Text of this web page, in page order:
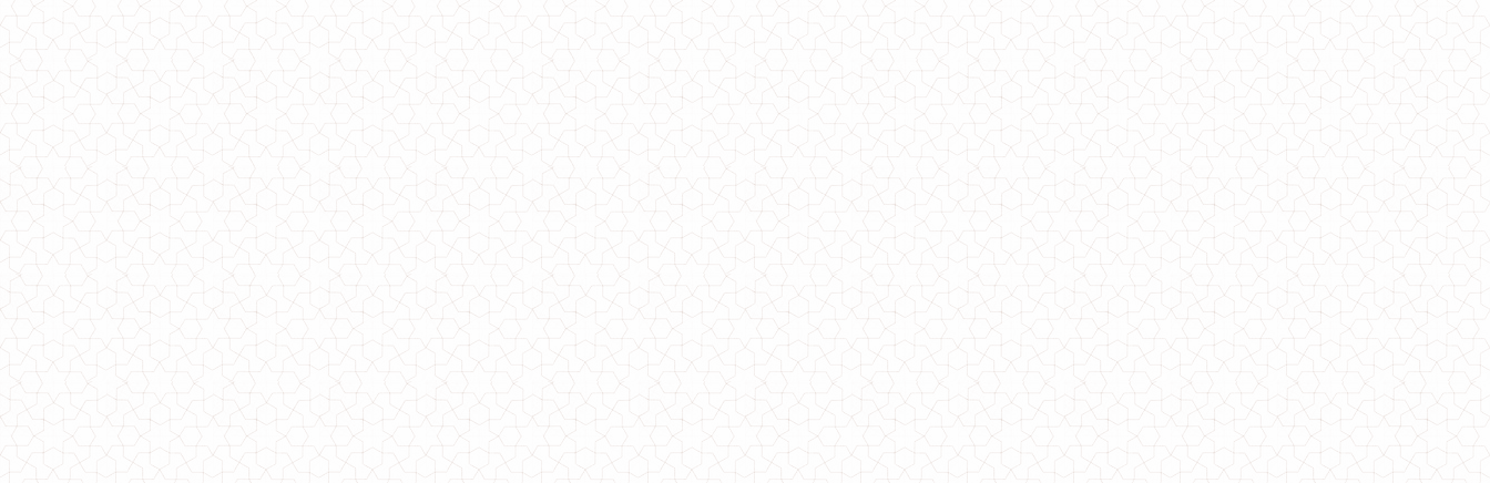
Плаття модне жіноче з гудзиками по боках
500.00грн.
Модне жіноче пальто за коліна із хутром
1000.00грн.